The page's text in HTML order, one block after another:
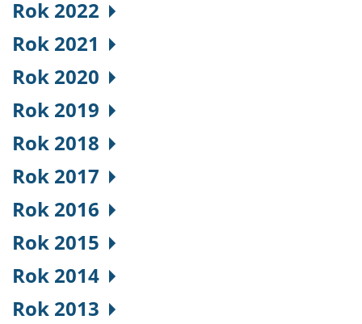
Rok 2022
Rok 2021
Rok 2020
Rok 2019
Rok 2018
Rok 2017
Rok 2016
Rok 2015
Rok 2014
Rok 2013